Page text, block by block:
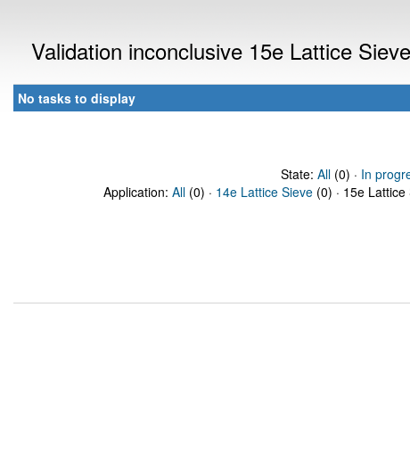
Validation inconclusive 15e Lattice
No tasks to display
State: All(0) · In
Application: All (0) · 14e Lattice Sieve (0) · 15e Lattice